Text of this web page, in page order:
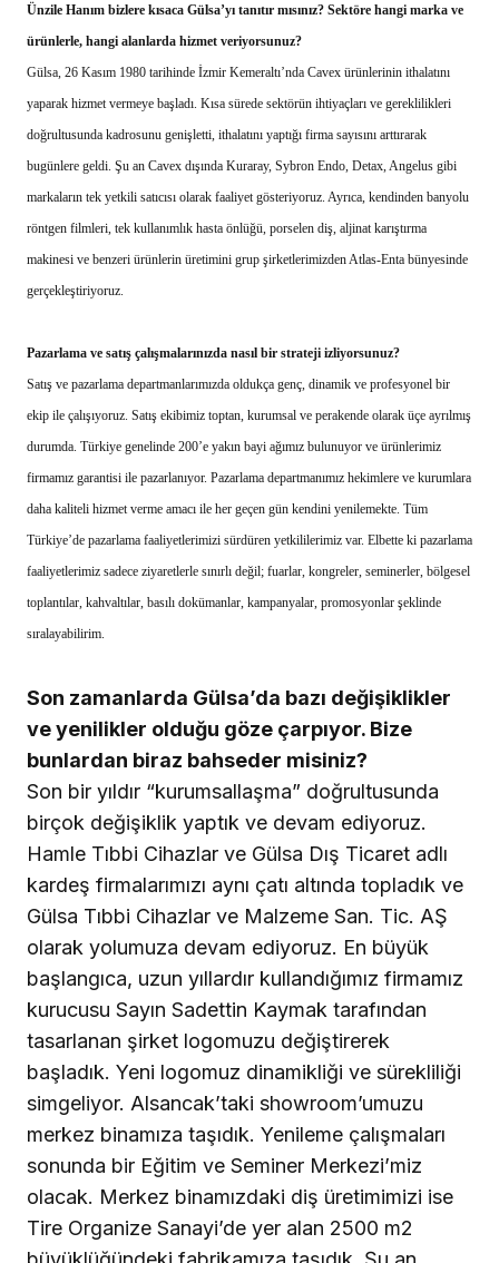
Ünzile Hanım bizlere kısaca Gülsa’yı tanıtır mısınız? Sektöre hangi marka ve
ürünlerle, hangi alanlarda hizmet veriyorsunuz?
Gülsa, 26 Kasım 1980 tarihinde İzmir Kemeraltı’nda Cavex ürünlerinin ithalatını
yaparak hizmet vermeye başladı. Kısa sürede sektörün ihtiyaçları ve gereklilikleri
doğrultusunda kadrosunu genişletti, ithalatını yaptığı firma sayısını arttırarak
bugünlere geldi. Şu an Cavex dışında Kuraray, Sybron Endo, Detax, Angelus gibi
markaların tek yetkili satıcısı olarak faaliyet gösteriyoruz. Ayrıca, kendinden banyolu
röntgen filmleri, tek kullanımlık hasta önlüğü, porselen diş, aljinat karıştırma
makinesi ve benzeri ürünlerin üretimini grup şirketlerimizden Atlas-Enta bünyesinde
gerçekleştiriyoruz.
Pazarlama ve satış çalışmalarınızda nasıl bir strateji izliyorsunuz?
Satış ve pazarlama departmanlarımızda oldukça genç, dinamik ve profesyonel bir
ekip ile çalışıyoruz. Satış ekibimiz toptan, kurumsal ve perakende olarak üçe ayrılmış
durumda. Türkiye genelinde 200’e yakın bayi ağımız bulunuyor ve ürünlerimiz
firmamız garantisi ile pazarlanıyor. Pazarlama departmanımız hekimlere ve kurumlara
daha kaliteli hizmet verme amacı ile her geçen gün kendini yenilemekte. Tüm
Türkiye’de pazarlama faaliyetlerimizi sürdüren yetkililerimiz var. Elbette ki pazarlama
faaliyetlerimiz sadece ziyaretlerle sınırlı değil; fuarlar, kongreler, seminerler, bölgesel
toplantılar, kahvaltılar, basılı dokümanlar, kampanyalar, promosyonlar şeklinde
sıralayabilirim.
Son zamanlarda Gülsa’da bazı değişiklikler
ve yenilikler olduğu göze çarpıyor. Bize
bunlardan biraz bahseder misiniz?
Son bir yıldır “kurumsallaşma” doğrultusunda
birçok değişiklik yaptık ve devam ediyoruz.
Hamle Tıbbi Cihazlar ve Gülsa Dış Ticaret adlı
kardeş firmalarımızı aynı çatı altında topladık ve
Gülsa Tıbbi Cihazlar ve Malzeme San. Tic. AŞ
olarak yolumuza devam ediyoruz. En büyük
başlangıca, uzun yıllardır kullandığımız firmamız
kurucusu Sayın Sadettin Kaymak tarafından
tasarlanan şirket logomuzu değiştirerek
başladık. Yeni logomuz dinamikliği ve sürekliliği
simgeliyor. Alsancak’taki showroom’umuzu
merkez binamıza taşıdık. Yenileme çalışmaları
sonunda bir Eğitim ve Seminer Merkezi’miz
olacak. Merkez binamızdaki diş üretimimizi ise
Tire Organize Sanayi’de yer alan 2500 m2